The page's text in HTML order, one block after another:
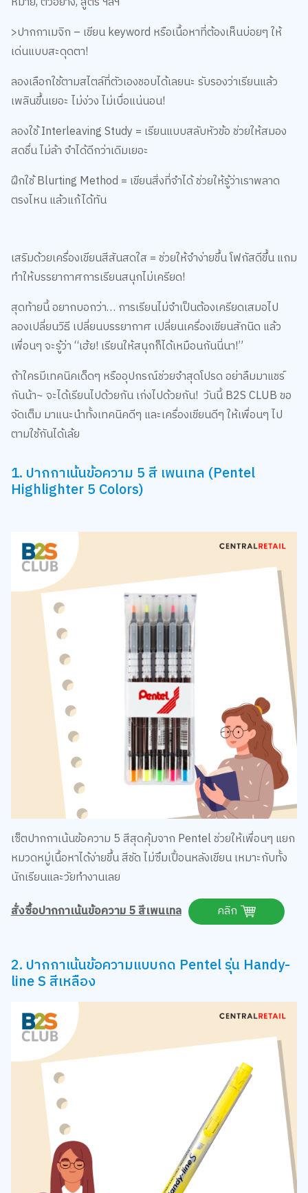
>ปากกาเมจิก – เขียน keyword หรือเนื้อหาที่ต้องเห็นบ่อยๆ ให้
เด่นแบบสะดุดตา!
ลองเลือกใช้ตามสไตล์ที่ตัวเองชอบได้เลยนะ รับรองว่าเรียนแล้ว
เพลินขึ้นเยอะ ไม่ง่วง ไม่เบื่อแน่นอน!
ลองใช้ Interleaving Study = เรียนแบบสลับหัวข้อ ช่วยให้สมอง
สดชื่น ไม่ล้า จำได้ดีกว่าเดิมเยอะ
ฝึกใช้ Blurting Method = เขียนสิ่งที่จำได้ ช่วยให้รู้ว่าเราพลาด
ตรงไหน แล้วแก้ได้ทัน
เสริมด้วยเครื่องเขียนสีสันสดใส = ช่วยให้จำง่ายขึ้น โฟกัสดีขึ้น แถม
ทำให้บรรยากาศการเรียนสนุกไม่เครียด!
สุดท้ายนี้ อยากบอกว่า… การเรียนไม่จำเป็นต้องเครียดเสมอไป
ลองเปลี่ยนวิธี เปลี่ยนบรรยากาศ เปลี่ยนเครื่องเขียนสักนิด แล้ว
เพื่อนๆ จะรู้ว่า “เฮ้ย! เรียนให้สนุกก็ได้เหมือนกันนี่นา!”
ถ้าใครมีเทคนิคเด็ดๆ หรืออุปกรณ์ช่วยจำสุดโปรด อย่าลืมมาแชร์
กันน้า~ จะได้เรียนไปด้วยกัน เก่งไปด้วยกัน! วันนี้ B2S CLUB ขอ
จัดเต็ม มาแนะนำทั้งเทคนิคดีๆ และเครื่องเขียนดีๆ ให้เพื่อนๆ ไป
ตามใช้กันได้เล้ย
1. ปากกาเน้นข้อความ 5 สี เพนเทล (Pentel
Highlighter 5 Colors)
เซ็ตปากกาเน้นข้อความ 5 สีสุดคุ้มจาก Pentel ช่วยให้เพื่อนๆ แยก
หมวดหมู่เนื้อหาได้ง่ายขึ้น สีชัด ไม่ซึมเปื้อนหลังเขียน เหมาะกับทั้ง
นักเรียนและวัยทำงานเลย
สั่งซื้อปากกาเน้นข้อความ 5 สีเพนเทล
คลิก
2. ปากกาเน้นข้อความแบบกด Pentel รุ่น Handy-
line S สีเหลือง